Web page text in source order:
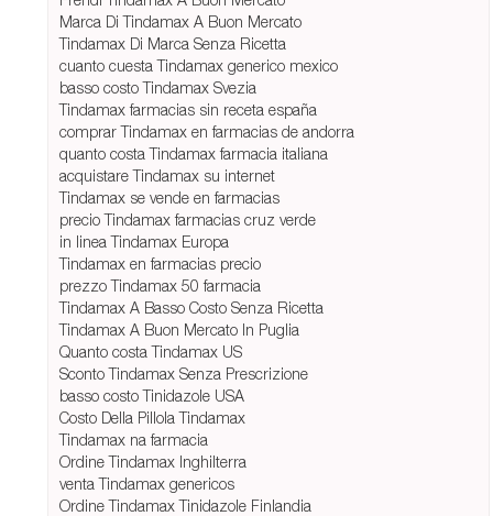
Marca Di Tindamax A Buon Mercato
Tindamax Di Marca Senza Ricetta
cuanto cuesta Tindamax generico mexico
basso costo Tindamax Svezia
Tindamax farmacias sin receta españa
comprar Tindamax en farmacias de andorra
quanto costa Tindamax farmacia italiana
acquistare Tindamax su internet
Tindamax se vende en farmacias
precio Tindamax farmacias cruz verde
in linea Tindamax Europa
Tindamax en farmacias precio
prezzo Tindamax 50 farmacia
Tindamax A Basso Costo Senza Ricetta
Tindamax A Buon Mercato In Puglia
Quanto costa Tindamax US
Sconto Tindamax Senza Prescrizione
basso costo Tinidazole USA
Costo Della Pillola Tindamax
Tindamax na farmacia
Ordine Tindamax Inghilterra
venta Tindamax genericos
Ordine Tindamax Tinidazole Finlandia